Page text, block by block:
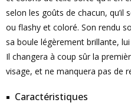
selon les goûts de chacun,
ou flashy et coloré. Son rendu
sa boule légèrement brillante,
Il changera à coup sûr la
visage, et ne manquera pas de
Caractéristiques